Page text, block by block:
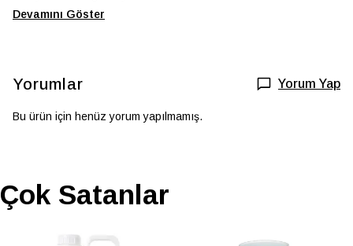
Devamını Göster
Yorumlar Yorum Yap
Bu ürün için henüz yorum yapılmamış.
Çok Satanlar